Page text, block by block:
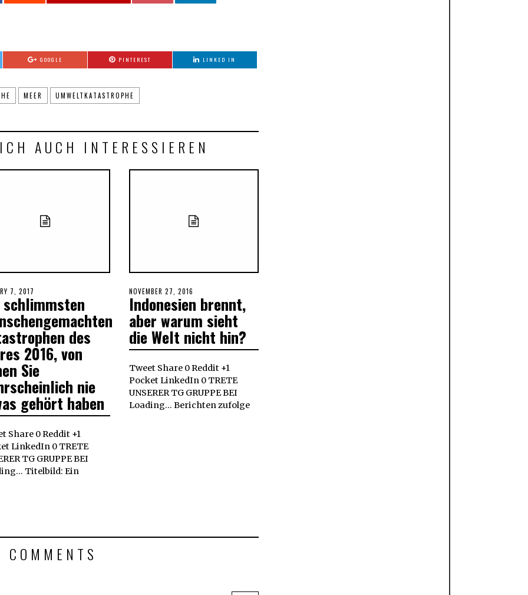
GOOGLE PINTEREST LINKED IN
MEER UMWELTKATASTROPHE
AUCH INTERESSIEREN
7, 2017
schlimmsten
des
2016, von
Sie
nie
gehört haben
Share 0 Reddit +1
LinkedIn 0 TRETE
TG GRUPPE BEI
Titelbild: Ein
POSTED
ON
NOVEMBER 27, 2016
27,
2016
Indonesien brennt,
aber warum sieht
die Welt nicht hin?
Tweet Share 0 Reddit +1
Pocket LinkedIn 0 TRETE
UNSERER TG GRUPPE BEI
Loading... Berichten zufolge
COMMENTS